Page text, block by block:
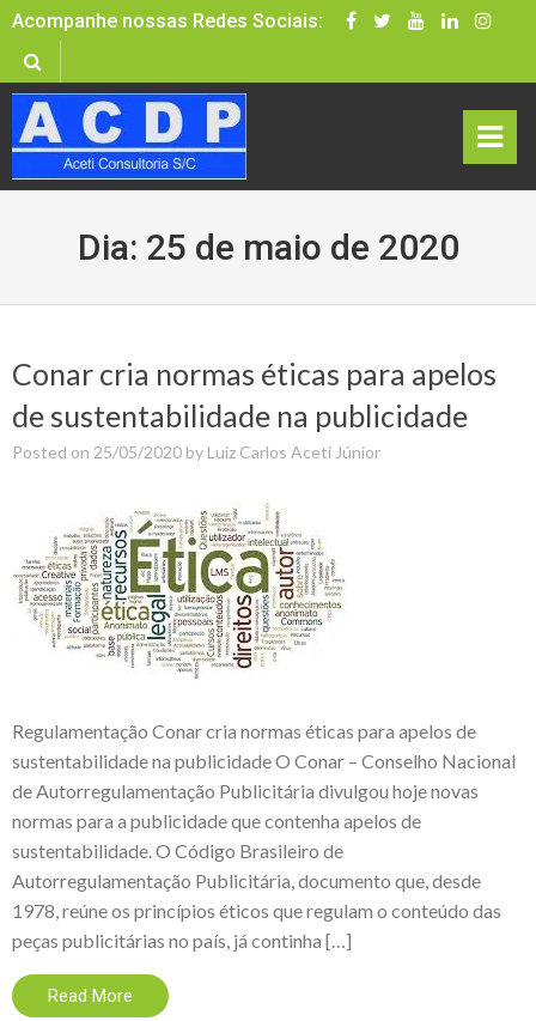
Skip
content
Acompanhe nossas Redes Sociais:
rima
Men
Dia: 25 de maio de 2020
Conar cria normas éticas para apelos
de sustentabilidade na publicidade
Posted on 25/05/2020 by Luiz Carlos Aceti Júnior
Regulamentação Conar cria normas éticas para apelos de
sustentabilidade na publicidade O Conar – Conselho Nacional
de Autorregulamentação Publicitária divulgou hoje novas
normas para a publicidade que contenha apelos de
sustentabilidade. O Código Brasileiro de
Autorregulamentação Publicitária, documento que, desde
1978, reúne os princípios éticos que regulam o conteúdo das
peças publicitárias no país, já continha […]
Read More